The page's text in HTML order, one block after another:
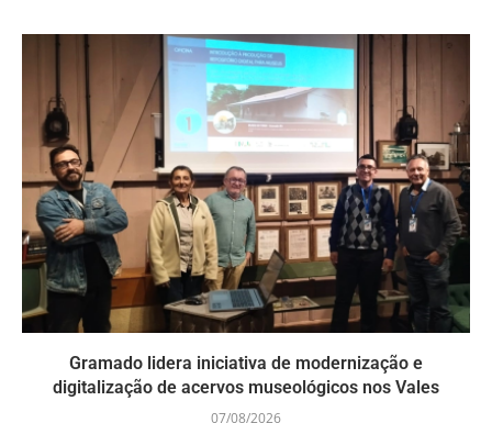
Gramado lidera iniciativa de modernização e
digitalização de acervos museológicos nos Vales
07/08/2026